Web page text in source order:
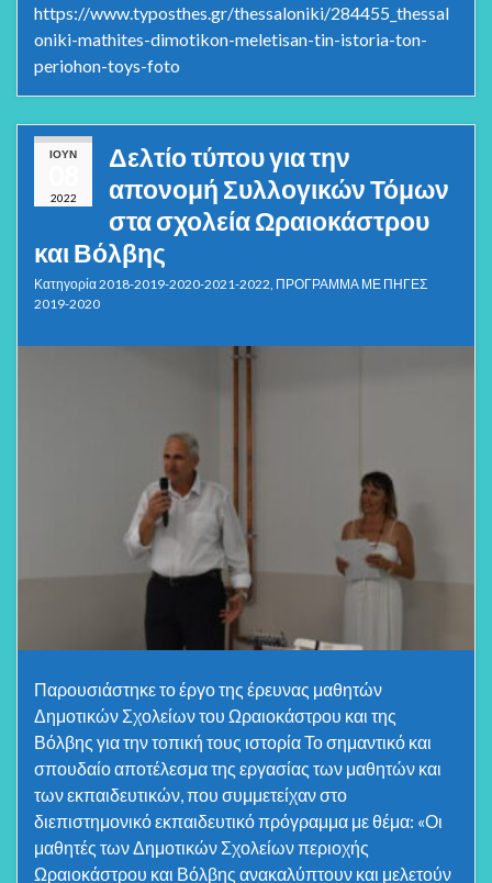
https://www.typosthes.gr/thessaloniki/284455_thessal
oniki-mathites-dimotikon-meletisan-tin-istoria-ton-
periohon-toys-foto
ΙΟΎΝ
2022
Δελτίο τύπου για την
απονομή Συλλογικών Τόμων
στα σχολεία Ωραιοκάστρου
και Βόλβης
Κατηγορία2018-2019-2020-2021-2022 ΠΡΟΓΡΑΜΜΑ ΜΕ ΠΗΓΕΣ
2019-2020
Παρουσιάστηκε το έργο της έρευνας μαθητών
Δημοτικών Σχολείων του Ωραιοκάστρου και της
Βόλβης για την τοπική τους ιστορία Το σημαντικό και
σπουδαίο αποτέλεσμα της εργασίας των μαθητών και
των εκπαιδευτικών, που συμμετείχαν στο
διεπιστημονικό εκπαιδευτικό πρόγραμμα με θέμα: «Οι
μαθητές των Δημοτικών Σχολείων περιοχής
Ωραιοκάστρου και Βόλβης ανακαλύπτουν και μελετούν